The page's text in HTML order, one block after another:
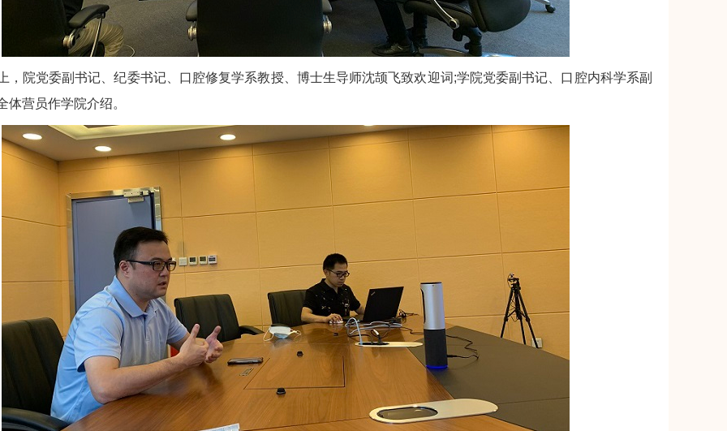
院党委副书记、纪委书记、口腔修复学系教授、博士生导师沈颉飞致欢迎词;学院党委副书记、口腔内科学系副
体营员作学院介绍。